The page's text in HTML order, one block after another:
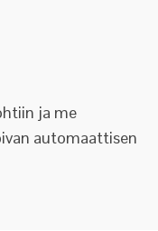
ja me
automaattisen